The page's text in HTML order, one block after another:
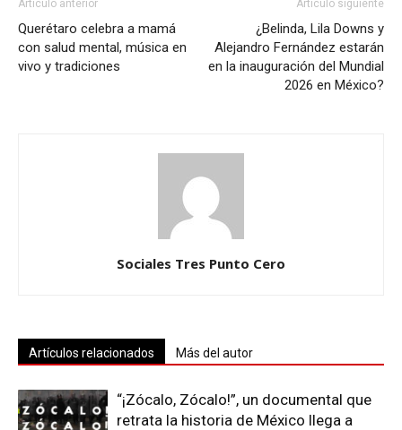
Artículo anterior
Querétaro celebra a mamá
con salud mental, música en
vivo y tradiciones
Artículo siguiente
¿Belinda, Lila Downs y
Alejandro Fernández estarán
en la inauguración del Mundial
2026 en México?
Sociales Tres Punto Cero
Artículos relacionados Más del autor
“¡Zócalo, Zócalo!”, un documental que
retrata la historia de México llega a